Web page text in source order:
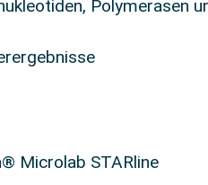
Polymerasen
Microlab STARline